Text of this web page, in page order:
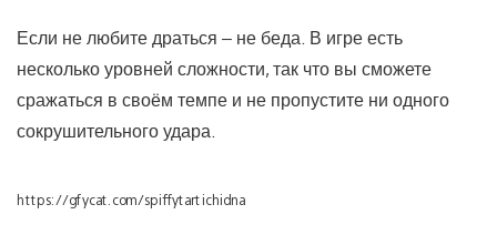
Если не любите драться – не беда. В игре есть
несколько уровней сложности, так что вы сможете
сражаться в своём темпе и не пропустите ни одного
сокрушительного удара.
https://gfycat.com/spiffytartichidna